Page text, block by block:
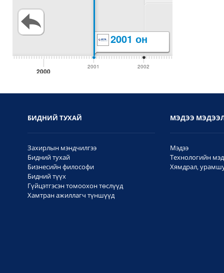
2001 он
2000
2001 2002
БИДНИЙ ТУХАЙ
Захирлын мэндчилгээ
Бидний тухай
Бизнесийн философи
Бидний түүх
Гүйцэтгэсэн томоохон төслүүд
Хамтран ажиллагч түншүүд
МЭДЭЭ
Мэдээ
Технологийн
Хямдрал,